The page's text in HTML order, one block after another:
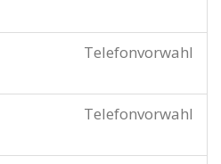
Telefonvorwahl
Telefonvorwahl